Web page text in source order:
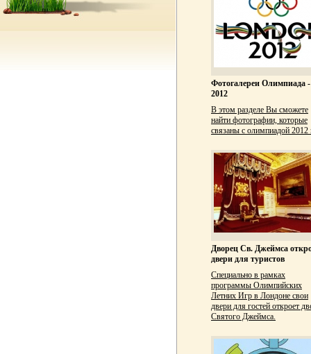
Фотогалереи Олимпиада -
2012
В этом разделе Вы сможете
найти фотографии, которые
связаны с олимпиадой 2012
Дворец Св. Джеймса
двери для туристов
Специально в рамках
программы Олимпийских
Летних Игр в Лондоне свои
двери для гостей откроет
Святого Джеймса.